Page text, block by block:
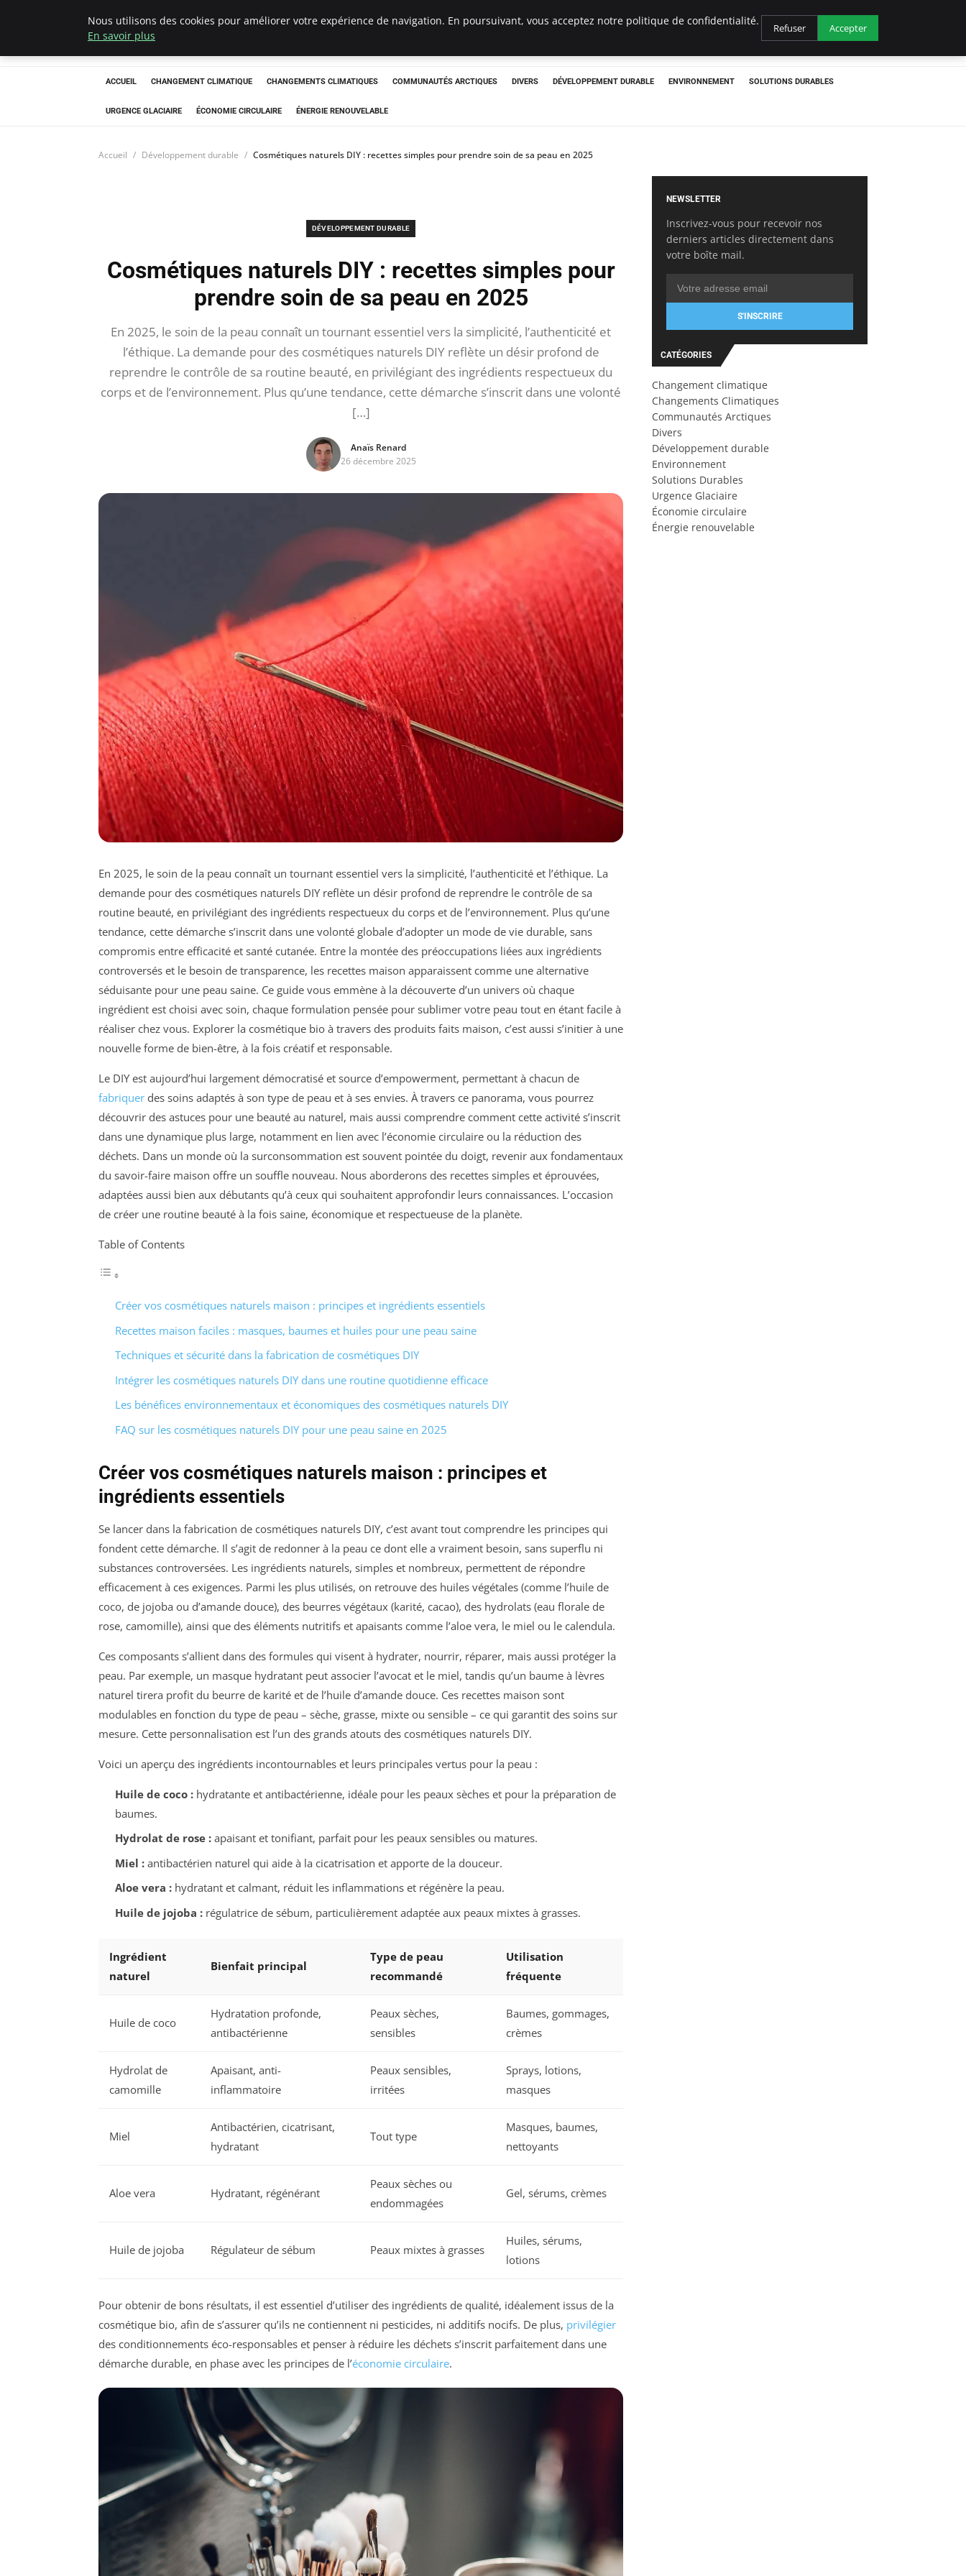
Arcticclimateemergency
ACCUEIL CHANGEMENT CLIMATIQUE CHANGEMENTS CLIMATIQUES COMMUNAUTÉS ARCTIQUES DIVERS DÉVELOPPEMENT DURABLE ENVIRONNEMENT SOLUTIONS DURABLES
URGENCE GLACIAIRE ÉCONOMIE CIRCULAIRE ÉNERGIE RENOUVELABLE
Accueil Développement durable Cosmétiques naturels DIY : recettes simples pour prendre soin de sa peau en 2025
DÉVELOPPEMENT DURABLE
Cosmétiques naturels DIY : recettes simples pour
prendre soin de sa peau en 2025
En 2025, le soin de la peau connaît un tournant essentiel vers la simplicité, l’authenticité et
l’éthique. La demande pour des cosmétiques naturels DIY reflète un désir profond de
reprendre le contrôle de sa routine beauté, en privilégiant des ingrédients respectueux du
corps et de l’environnement. Plus qu’une tendance, cette démarche s’inscrit dans une volonté
[…]
Anaïs Renard
26 décembre 2025
En 2025, le soin de la peau connaît un tournant essentiel vers la simplicité, l’authenticité et l’éthique. La
demande pour des cosmétiques naturels DIY reflète un désir profond de reprendre le contrôle de sa
routine beauté, en privilégiant des ingrédients respectueux du corps et de l’environnement. Plus qu’une
tendance, cette démarche s’inscrit dans une volonté globale d’adopter un mode de vie durable, sans
compromis entre efficacité et santé cutanée. Entre la montée des préoccupations liées aux ingrédients
controversés et le besoin de transparence, les recettes maison apparaissent comme une alternative
séduisante pour une peau saine. Ce guide vous emmène à la découverte d’un univers où chaque
ingrédient est choisi avec soin, chaque formulation pensée pour sublimer votre peau tout en étant facile à
réaliser chez vous. Explorer la cosmétique bio à travers des produits faits maison, c’est aussi s’initier à une
nouvelle forme de bien-être, à la fois créatif et responsable.
Le DIY est aujourd’hui largement démocratisé et source d’empowerment, permettant à chacun de
fabriquer des soins adaptés à son type de peau et à ses envies. À travers ce panorama, vous pourrez
découvrir des astuces pour une beauté au naturel, mais aussi comprendre comment cette activité s’inscrit
dans une dynamique plus large, notamment en lien avec l’économie circulaire ou la réduction des
déchets. Dans un monde où la surconsommation est souvent pointée du doigt, revenir aux fondamentaux
du savoir-faire maison offre un souffle nouveau. Nous aborderons des recettes simples et éprouvées,
adaptées aussi bien aux débutants qu’à ceux qui souhaitent approfondir leurs connaissances. L’occasion
de créer une routine beauté à la fois saine, économique et respectueuse de la planète.
Table of Contents
Créer vos cosmétiques naturels maison : principes et ingrédients essentiels
Recettes maison faciles : masques, baumes et huiles pour une peau saine
Techniques et sécurité dans la fabrication de cosmétiques DIY
Intégrer les cosmétiques naturels DIY dans une routine quotidienne efficace
Les bénéfices environnementaux et économiques des cosmétiques naturels DIY
FAQ sur les cosmétiques naturels DIY pour une peau saine en 2025
Créer vos cosmétiques naturels maison : principes et
ingrédients essentiels
Se lancer dans la fabrication de cosmétiques naturels DIY, c’est avant tout comprendre les principes qui
fondent cette démarche. Il s’agit de redonner à la peau ce dont elle a vraiment besoin, sans superflu ni
substances controversées. Les ingrédients naturels, simples et nombreux, permettent de répondre
efficacement à ces exigences. Parmi les plus utilisés, on retrouve des huiles végétales (comme l’huile de
coco, de jojoba ou d’amande douce), des beurres végétaux (karité, cacao), des hydrolats (eau florale de
rose, camomille), ainsi que des éléments nutritifs et apaisants comme l’aloe vera, le miel ou le calendula.
Ces composants s’allient dans des formules qui visent à hydrater, nourrir, réparer, mais aussi protéger la
peau. Par exemple, un masque hydratant peut associer l’avocat et le miel, tandis qu’un baume à lèvres
naturel tirera profit du beurre de karité et de l’huile d’amande douce. Ces recettes maison sont
modulables en fonction du type de peau – sèche, grasse, mixte ou sensible – ce qui garantit des soins sur
mesure. Cette personnalisation est l’un des grands atouts des cosmétiques naturels DIY.
Voici un aperçu des ingrédients incontournables et leurs principales vertus pour la peau :
Huile de coco :hydratante et antibactérienne, idéale pour les peaux sèches et pour la préparation de
baumes.
Hydrolat de rose :apaisant et tonifiant, parfait pour les peaux sensibles ou matures.
Miel :antibactérien naturel qui aide à la cicatrisation et apporte de la douceur.
Aloe vera :hydratant et calmant, réduit les inflammations et régénère la peau.
Huile de jojoba :régulatrice de sébum, particulièrement adaptée aux peaux mixtes à grasses.
Ingrédient
naturel
Bienfait principal
Type de peau
recommandé
Utilisation
fréquente
Huile de coco
Hydratation profonde,
antibactérienne
Peaux sèches,
sensibles
Baumes, gommages,
crèmes
Hydrolat de
camomille
Apaisant, anti-
inflammatoire
Peaux sensibles,
irritées
Sprays, lotions,
masques
Miel
Antibactérien, cicatrisant,
hydratant
Tout type
Masques, baumes,
nettoyants
Aloe vera Hydratant, régénérant
Peaux sèches ou
endommagées
Gel, sérums, crèmes
Huile de jojoba Régulateur de sébum Peaux mixtes à grasses
Huiles, sérums,
lotions
Pour obtenir de bons résultats, il est essentiel d’utiliser des ingrédients de qualité, idéalement issus de la
cosmétique bio, afin de s’assurer qu’ils ne contiennent ni pesticides, ni additifs nocifs. De plus, privilégier
des conditionnements éco-responsables et penser à réduire les déchets s’inscrit parfaitement dans une
démarche durable, en phase avec les principes de l’économie circulaire.
NEWSLETTER
Inscrivez-vous pour recevoir nos
derniers articles directement dans
votre boîte mail.
S'INSCRIRE
CATÉGORIES
Changement climatique
Changements Climatiques
Communautés Arctiques
Divers
Développement durable
Environnement
Solutions Durables
Urgence Glaciaire
Économie circulaire
Énergie renouvelable
Nous utilisons des cookies pour améliorer votre expérience de navigation. En poursuivant, vous acceptez notre politique de confidentialité.
En savoir plus
Refuser Accepter